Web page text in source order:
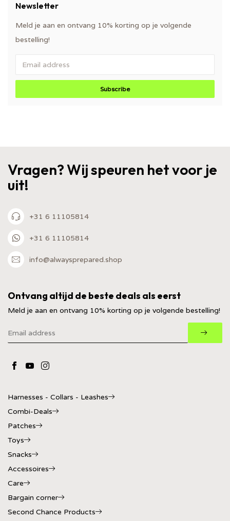
Newsletter
Meld je aan en ontvang 10% korting op je volgende
bestelling!
Subscribe
Vragen? Wij speuren het voor je
uit!
+31 6 11105814
+31 6 11105814
info@alwaysprepared.shop
Ontvang altijd de beste deals als eerst
Meld je aan en ontvang 10% korting op je volgende bestelling!
Harnesses - Collars - Leashes
Combi-Deals
Patches
Toys
Snacks
Accessoires
Care
Bargain corner
Second Chance Products